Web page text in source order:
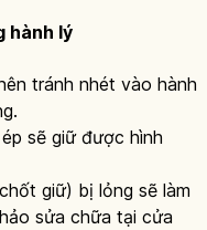
hành lý
tránh nhét vào hành
sẽ giữ được hình
giữ) bị lỏng sẽ làm
sửa chữa tại cửa